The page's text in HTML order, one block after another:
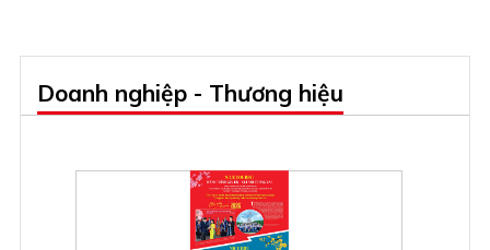
Doanh nghiệp - Thương hiệu